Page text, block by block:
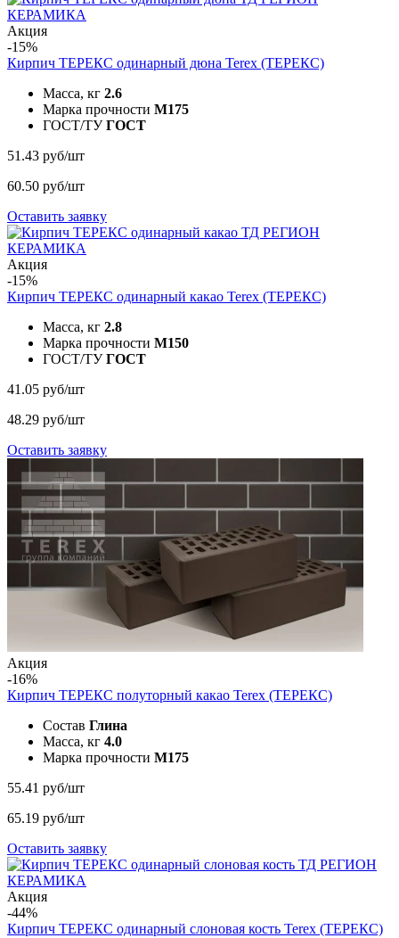
Акция
-15%
Кирпич ТЕРЕКС одинарный дюна Terex (ТЕРЕКС)
Масса, кг 2.6
Марка прочности M175
ГОСТ/ТУ ГОСТ
51.43 руб/шт
60.50 руб/шт
Оставить заявку
Акция
-15%
Кирпич ТЕРЕКС одинарный какао Terex (ТЕРЕКС)
Масса, кг 2.8
Марка прочности M150
ГОСТ/ТУ ГОСТ
41.05 руб/шт
48.29 руб/шт
Оставить заявку
Акция
-16%
Кирпич ТЕРЕКС полуторный какао Terex (ТЕРЕКС)
Состав Глина
Масса, кг 4.0
Марка прочности M175
55.41 руб/шт
65.19 руб/шт
Оставить заявку
Акция
-44%
Кирпич ТЕРЕКС одинарный слоновая кость Terex (ТЕРЕКС)